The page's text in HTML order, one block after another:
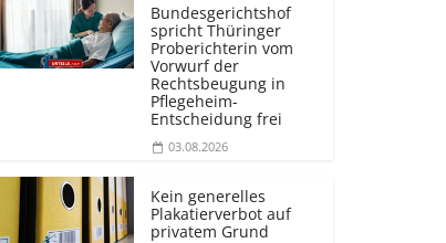
Bundesgerichtshof
spricht Thüringer
Proberichterin vom
Vorwurf der
Rechtsbeugung in
Pflegeheim-
Entscheidung frei
03.08.2026
Kein generelles
Plakatierverbot auf
privatem Grund